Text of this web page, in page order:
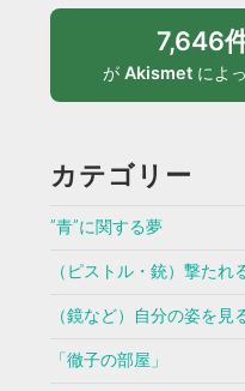
7,646
がAkismet によ
カテゴリー
”青”に関する夢
（ピストル・銃）撃たれ
（鏡など）自分の姿を見
「徹子の部屋」